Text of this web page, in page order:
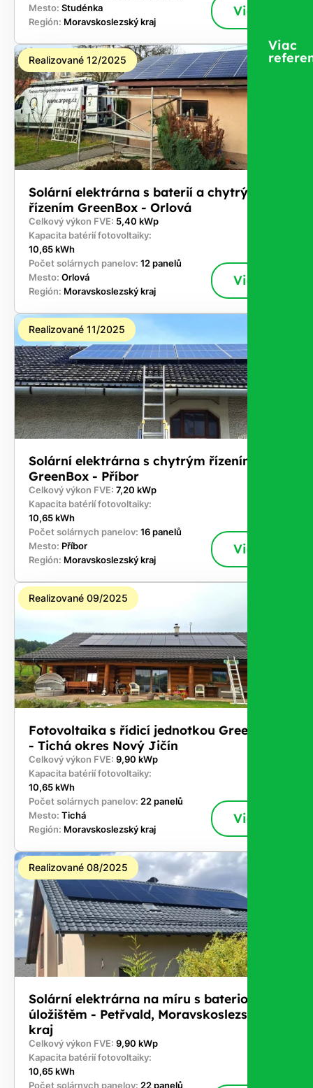
Mesto: Studénka
Región: Moravskoslezský kraj
Viac
Realizované 12/2025
Solární elektrárna s baterií a chytrým
řízením GreenBox - Orlová
Celkový výkon FVE: 5,40 kWp
Kapacita batérií fotovoltaiky:
10,65 kWh
Počet solárnych panelov: 12 panelů
Mesto: Orlová
Región: Moravskoslezský kraj
Viac
Realizované 11/2025
Solární elektrárna s chytrým řízením
GreenBox - Příbor
Celkový výkon FVE: 7,20 kWp
Kapacita batérií fotovoltaiky:
10,65 kWh
Počet solárnych panelov: 16 panelů
Mesto: Příbor
Región: Moravskoslezský kraj
Viac
Realizované 09/2025
Fotovoltaika s řídicí jednotkou GreenBox
- Tichá okres Nový Jičín
Celkový výkon FVE: 9,90 kWp
Kapacita batérií fotovoltaiky:
10,65 kWh
Počet solárnych panelov: 22 panelů
Mesto: Tichá
Región: Moravskoslezský kraj
Viac
Realizované 08/2025
Solární elektrárna na míru s bateriovým
úložištěm - Petřvald, Moravskoslezský
kraj
Celkový výkon FVE: 9,90 kWp
Kapacita batérií fotovoltaiky:
10,65 kWh
Počet solárnych panelov: 22 panelů
Viac